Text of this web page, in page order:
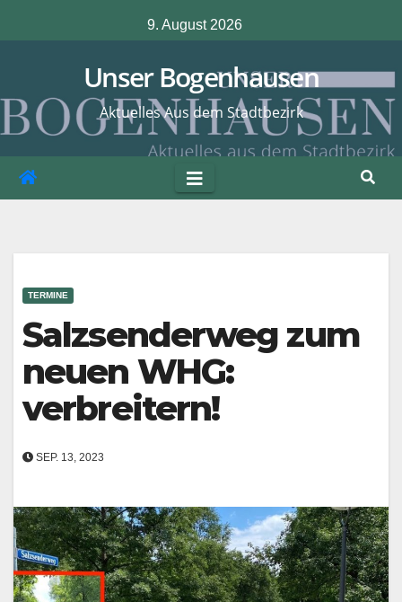
Inhalt
9. August 2026
Unser Bogenhausen
Aktuelles Aus dem Stadtbezirk
TERMINE
Salzsenderweg zum
neuen WHG:
verbreitern!
SEP. 13, 2023